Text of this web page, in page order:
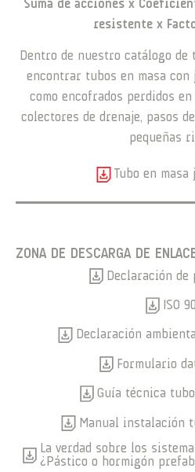
Suma de acciones x
resistente x
Dentro de nuestro catálogo de
encontrar tubos en masa
como encofrados perdidos
colectores de drenaje, pasos
pequeñas
Tubo en
ZONA DE DESCARGA DE
Declaración de
ISO
Declaración
Formulario
Guía técnica
Manual instalación
La verdad sobre los
¿Pástico o hormigón